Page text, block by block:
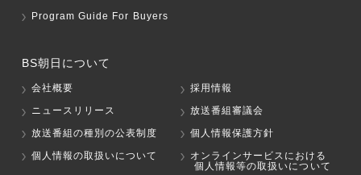
Program Guide For Buyers
BS朝日について
会社概要
採用情報
ニュースリリース
放送番組審議会
放送番組の種別の公表制度
個人情報保護方針
個人情報の取扱いについて
オンラインサービスにおける
個人情報等の取扱いについて